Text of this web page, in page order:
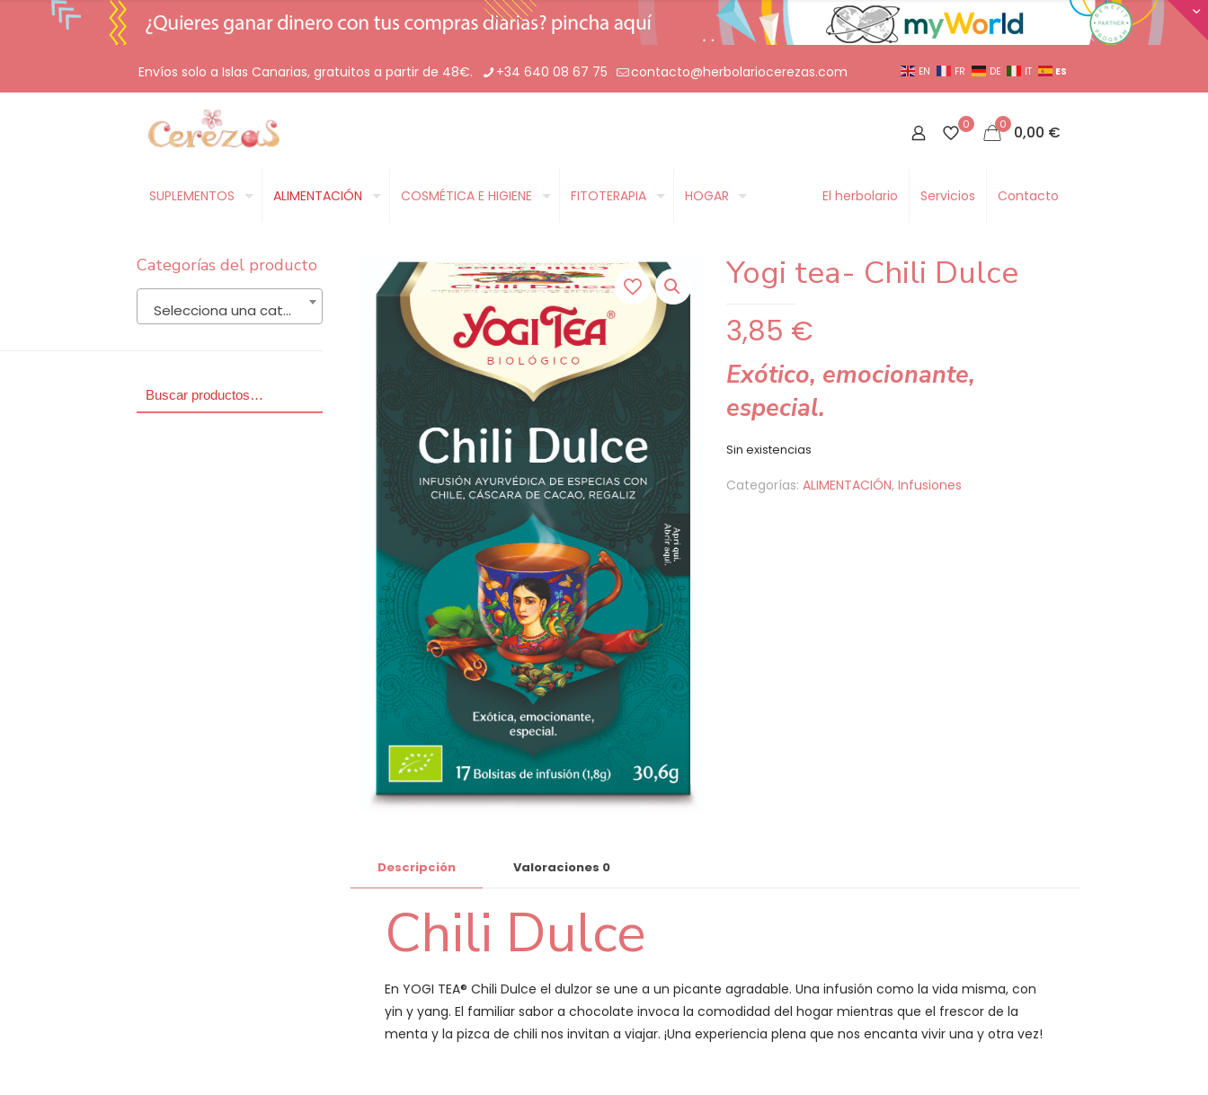
Envíos solo a Islas Canarias, gratuitos a partir de 48€. +34 640 08 67 75 contacto@herbolariocerezas.com EN FR DE IT ES
0 0 0,00 €
SUPLEMENTOS ALIMENTACIÓN COSMÉTICA E HIGIENE FITOTERAPIA HOGAR El herbolario Servicios Contacto
Yogi tea- Chili Dulce
3,85 €
Exótico, emocionante,
especial.
Sin existencias
Categorías:ALIMENTACIÓN,Infusiones
Descripción Valoraciones 0
Chili Dulce
En YOGI TEA® Chili Dulce el dulzor se une a un picante agradable. Una infusión como la vida misma, con
yin y yang. El familiar sabor a chocolate invoca la comodidad del hogar mientras que el frescor de la
menta y la pizca de chili nos invitan a viajar. ¡Una experiencia plena que nos encanta vivir una y otra vez!
Categorías del producto
Selecciona una categoría